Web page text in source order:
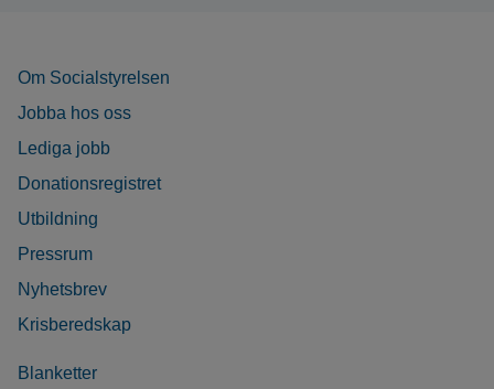
Om Socialstyrelsen
Jobba hos oss
Lediga jobb
Donationsregistret
Utbildning
Pressrum
Nyhetsbrev
Krisberedskap
Blanketter